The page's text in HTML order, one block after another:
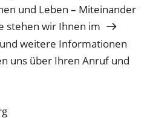
und Leben – Miteinander
stehen wir Ihnen im
weitere Informationen
uns über Ihren Anruf und